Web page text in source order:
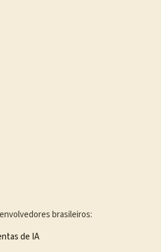
brasileiros:
de IA